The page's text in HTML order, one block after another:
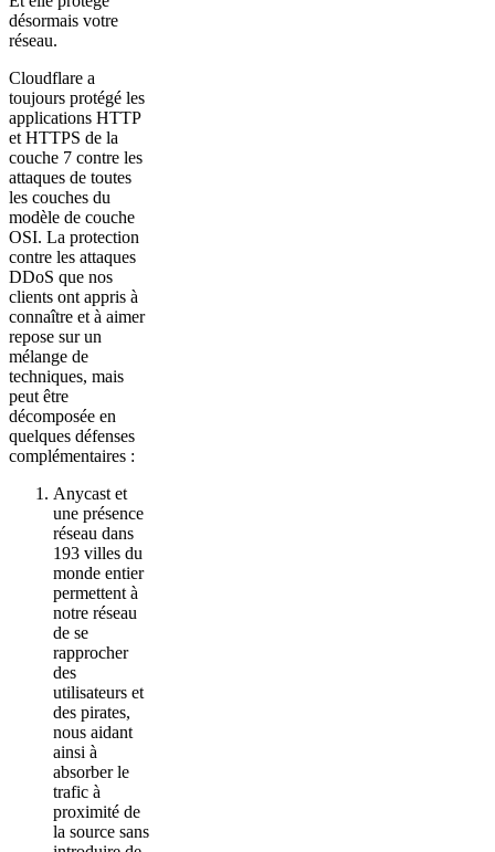
désormais votre
réseau.
Cloudflare a
toujours protégé les
applications HTTP
et HTTPS de la
couche 7 contre les
attaques de toutes
les couches du
modèle de couche
OSI. La protection
contre les attaques
DDoS que nos
clients ont appris à
connaître et à aimer
repose sur un
mélange de
techniques, mais
peut être
décomposée en
quelques défenses
complémentaires :
Anycast et
une présence
réseau dans
193 villes du
monde entier
permettent à
notre réseau
de se
rapprocher
des
utilisateurs et
des pirates,
nous aidant
ainsi à
absorber le
trafic à
proximité de
la source sans